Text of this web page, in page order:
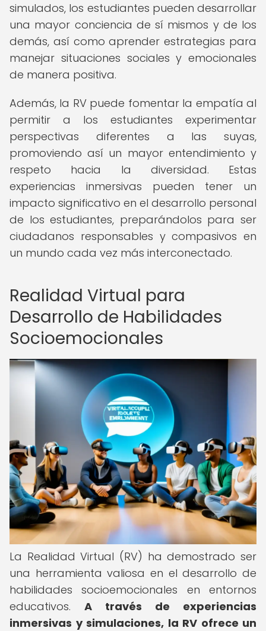
simulados, los estudiantes pueden desarrollar
una mayor conciencia de sí mismos y de los
demás, así como aprender estrategias para
manejar situaciones sociales y emocionales
de manera positiva.
Además, la RV puede fomentar la empatía al
permitir a los estudiantes experimentar
perspectivas diferentes a las suyas,
promoviendo así un mayor entendimiento y
respeto hacia la diversidad. Estas
experiencias inmersivas pueden tener un
impacto significativo en el desarrollo personal
de los estudiantes, preparándolos para ser
ciudadanos responsables y compasivos en
un mundo cada vez más interconectado.
Realidad Virtual para
Desarrollo de Habilidades
Socioemocionales
La Realidad Virtual (RV) ha demostrado ser
una herramienta valiosa en el desarrollo de
habilidades socioemocionales en entornos
educativos. A través de experiencias
inmersivas y simulaciones, la RV ofrece un